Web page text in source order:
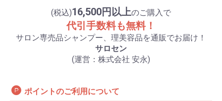
(税込)16,500円以上のご購入で
代引手数料も無料！
サロン専売品シャンプー、理美容品を通販でお届け！
サロセン
(運営：株式会社 安永)
ポイントのご利用について